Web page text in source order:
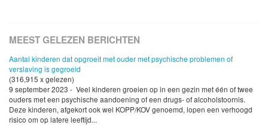
MEEST GELEZEN BERICHTEN
Aantal kinderen dat opgroeit met ouder met psychische problemen of
verslaving is gegroeid
(316,915 x gelezen)
9 september 2023 - Veel kinderen groeien op in een gezin met één of twee
ouders met een psychische aandoening of een drugs- of alcoholstoornis.
Deze kinderen, afgekort ook wel KOPP/KOV genoemd, lopen een verhoogd
risico om op latere leeftijd...